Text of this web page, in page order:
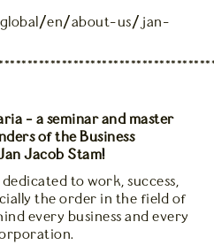
en/about-us/jan-
- a seminar and master
of the Business
Jacob Stam!
to work, success,
the order in the field of
every business and every